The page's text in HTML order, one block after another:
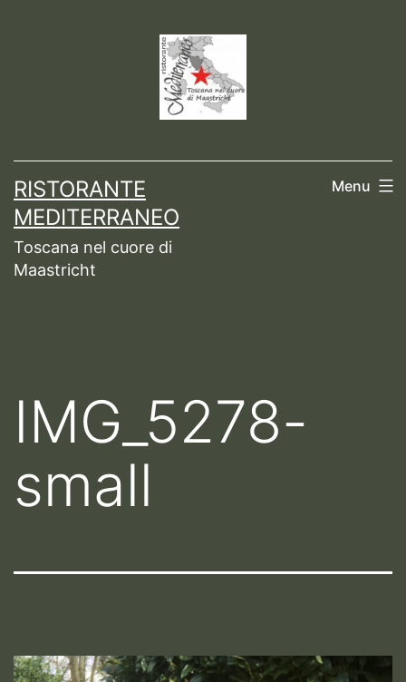
RISTORANTE
MEDITERRANEO
Toscana nel cuore di
Maastricht
Menu
IMG_5278-
small